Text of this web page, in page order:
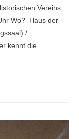
Vereins
Wo? Haus der
/
kennt die